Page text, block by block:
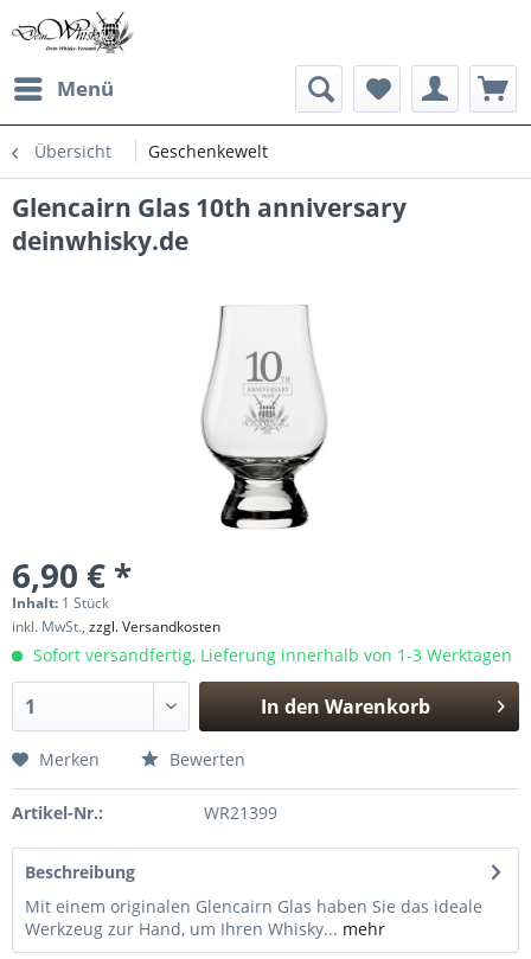
Menü
Übersicht Geschenkewelt
Glencairn Glas 10th anniversary
deinwhisky.de
6,90 € *
Inhalt: 1 Stück
inkl. MwSt., zzgl. Versandkosten
Sofort versandfertig, Lieferung innerhalb von 1-3 Werktagen
In den Warenkorb
Merken Bewerten
Artikel-Nr.: WR21399
Beschreibung
Mit einem originalen Glencairn Glas haben Sie das ideale
Werkzeug zur Hand, um Ihren Whisky... mehr